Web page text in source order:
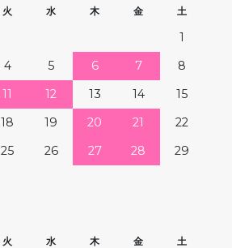
火 水 木 金 土
1
4 5 6 7
8
11 12 13 14
15
18 19 20 21
22
25 26 27 28
29
火 水 木 金 土